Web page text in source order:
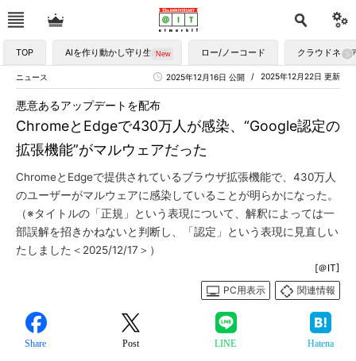
TOP AIを作り動かし守り生かす ロー/ノーコード クラウドネイ
ニュース 2025年12月22日 更新
2025年12月16日 公開
ChromeとEdgeで430万人が感染、“Google認定の
拡張機能”がマルウェアだった
悪意あるアップデートを配布
ChromeとEdgeで提供されているブラウザ拡張機能で、430万人
のユーザーがマルウェアに感染していることが明らかになった。
（※タイトルの「正規」という表現について、解釈によっては一
部誤解を招きかねないと判断し、「認定」という表現に見直しい
たしました＜2025/12/17＞）
[＠IT]
PC用表示
関連情報
Share Post LINE Hatena